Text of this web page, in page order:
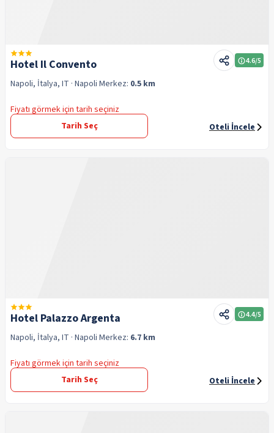
Hotel Il Convento 4.6/5
Napoli, İtalya, IT · Napoli Merkez: 0.5 km
Fiyatı görmek için tarih seçiniz
Tarih Seç
Oteli İncele
Hotel Palazzo Argenta 4.4/5
Napoli, İtalya, IT · Napoli Merkez: 6.7 km
Fiyatı görmek için tarih seçiniz
Tarih Seç
Oteli İncele